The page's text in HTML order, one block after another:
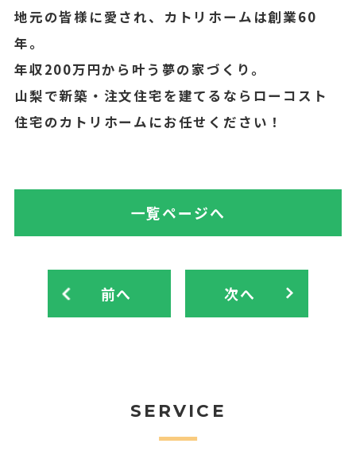
地元の皆様に愛され、カトリホームは創業60
年。
年収200万円から叶う夢の家づくり。
山梨で新築・注文住宅を建てるならローコスト
住宅のカトリホームにお任せください！
前へ
一覧ページへ
次へ
SERVICE